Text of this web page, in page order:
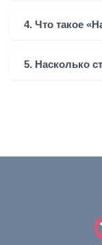
4. Что такое
5. Насколько